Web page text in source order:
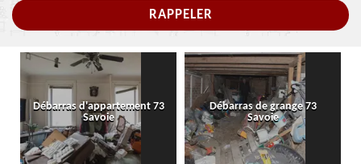
Débarras d'appartement 73
Savoie
Débarras de grange 73
Savoie